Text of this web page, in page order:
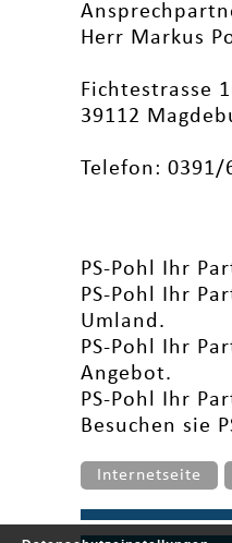
Herr Markus
Fichtestrasse
39112
Telefon: 0391/
PS-Pohl Ihr
PS-Pohl Ihr
Umland.
PS-Pohl Ihr
Angebot.
PS-Pohl Ihr
Besuchen sie
Internetseite